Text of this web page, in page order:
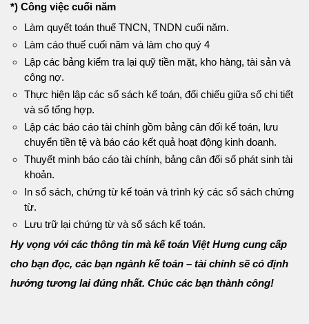
*) Công việc cuối năm
Làm quyết toán thuế TNCN, TNDN cuối năm.
Làm cáo thuế cuối năm và làm cho quý 4
Lập các bảng kiểm tra lại quỹ tiền mặt, kho hàng, tài sản và
công nợ.
Thực hiện lập các sổ sách kế toán, đối chiếu giữa sổ chi tiết
và sổ tổng hợp.
Lập các báo cáo tài chính gồm bảng cân đối kế toán, lưu
chuyển tiền tệ và báo cáo kết quả hoạt động kinh doanh.
Thuyết minh báo cáo tài chính, bảng cân đối số phát sinh tài
khoản.
In sổ sách, chứng từ kế toán và trình ký các sổ sách chứng
từ.
Lưu trữ lại chứng từ và sổ sách kế toán.
Hy vọng với các thông tin mà kế toán Việt Hưng cung cấp
cho bạn đọc, các bạn ngành kế toán – tài chính sẽ có định
hướng tương lai đúng nhất. Chúc các bạn thành công!